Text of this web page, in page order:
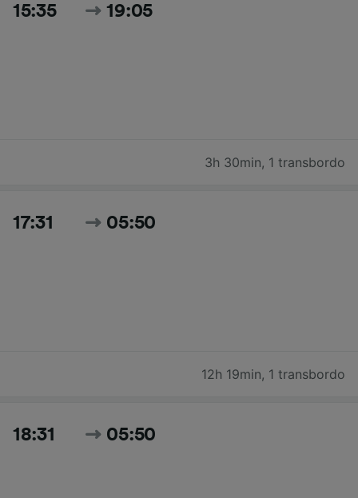
15:35 19:05
3h 30min, 1 transbordo
17:31 05:50
12h 19min, 1 transbordo
18:31 05:50